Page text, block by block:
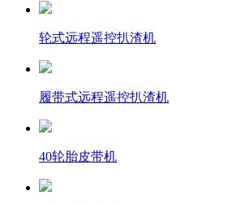
轮式远程遥控扒渣机
履带式远程遥控扒渣机
40轮胎皮带机